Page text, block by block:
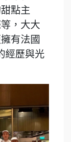
點主
，大大
有法國
經歷與光